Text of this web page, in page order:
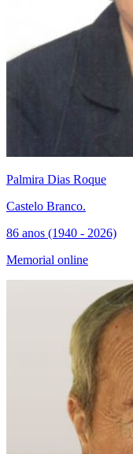
Palmira Dias Roque
Castelo Branco.
86 anos (1940 - 2026)
Memorial online